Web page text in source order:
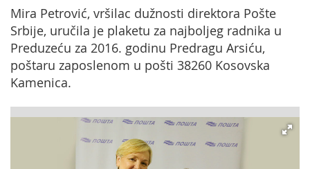
Mira Petrović, vršilac dužnosti direktora Pošte
Srbije, uručila je plaketu za najboljeg radnika u
Preduzeću za 2016. godinu Predragu Arsiću,
poštaru zaposlenom u pošti 38260 Kosovska
Kamenica.